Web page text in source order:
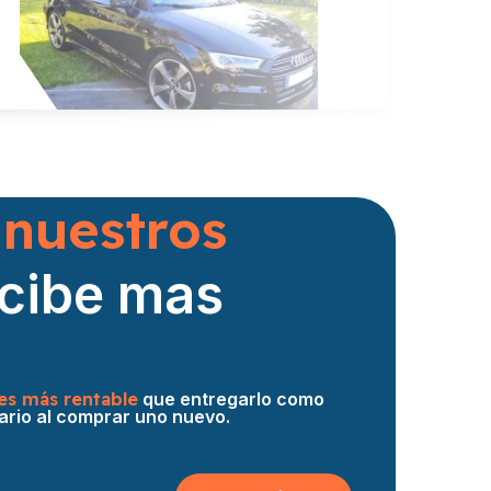
mas
más rentableque entregarlo como
al comprar uno nuevo.